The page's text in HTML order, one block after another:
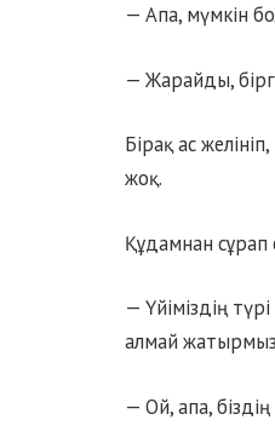
— Апа, мүмкін
— Жарайды,
Бірақ ас
жоқ.
Құдамнан сұрап
— Үйіміздің
алмай
— Ой, апа,